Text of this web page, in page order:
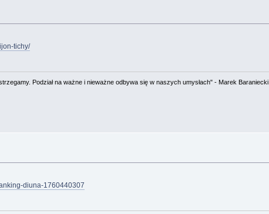
tichy/
Podział na ważne i nieważne odbywa się w naszych umysłach" - Marek Baraniecki
diuna-1760440307